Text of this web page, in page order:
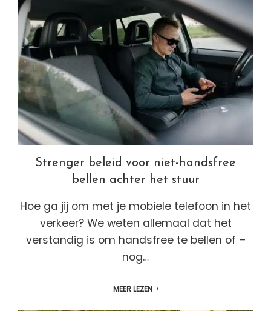
Strenger beleid voor niet-handsfree
bellen achter het stuur
Hoe ga jij om met je mobiele telefoon in het
verkeer? We weten allemaal dat het
verstandig is om handsfree te bellen of –
nog…
MEER LEZEN